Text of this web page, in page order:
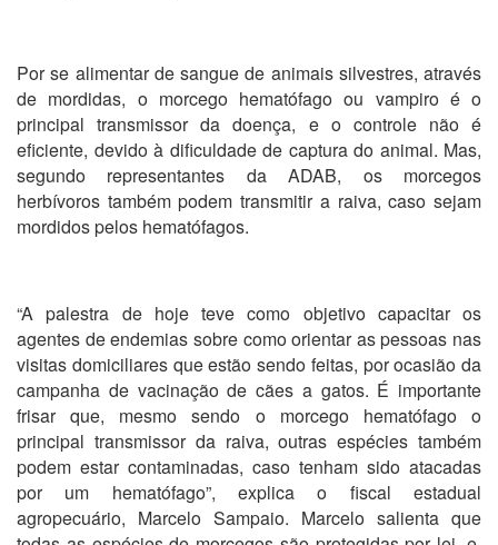
Por se alimentar de sangue de animais silvestres, através
de mordidas, o morcego hematófago ou vampiro é o
principal transmissor da doença, e o controle não é
eficiente, devido à dificuldade de captura do animal. Mas,
segundo representantes da ADAB, os morcegos
herbívoros também podem transmitir a raiva, caso sejam
mordidos pelos hematófagos.
“A palestra de hoje teve como objetivo capacitar os
agentes de endemias sobre como orientar as pessoas nas
visitas domiciliares que estão sendo feitas, por ocasião da
campanha de vacinação de cães a gatos. É importante
frisar que, mesmo sendo o morcego hematófago o
principal transmissor da raiva, outras espécies também
podem estar contaminadas, caso tenham sido atacadas
por um hematófago”, explica o fiscal estadual
agropecuário, Marcelo Sampaio. Marcelo salienta que